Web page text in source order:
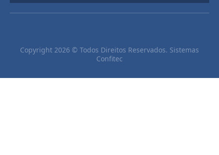
Copyright 2026 © Todos Direitos Reservados. Sistemas
Confitec